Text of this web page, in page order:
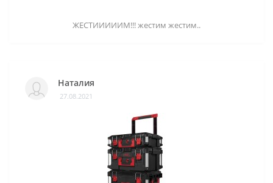
ЖЕСТИИИИИМ!!! жестим жестим..
Наталия
27.08.2021